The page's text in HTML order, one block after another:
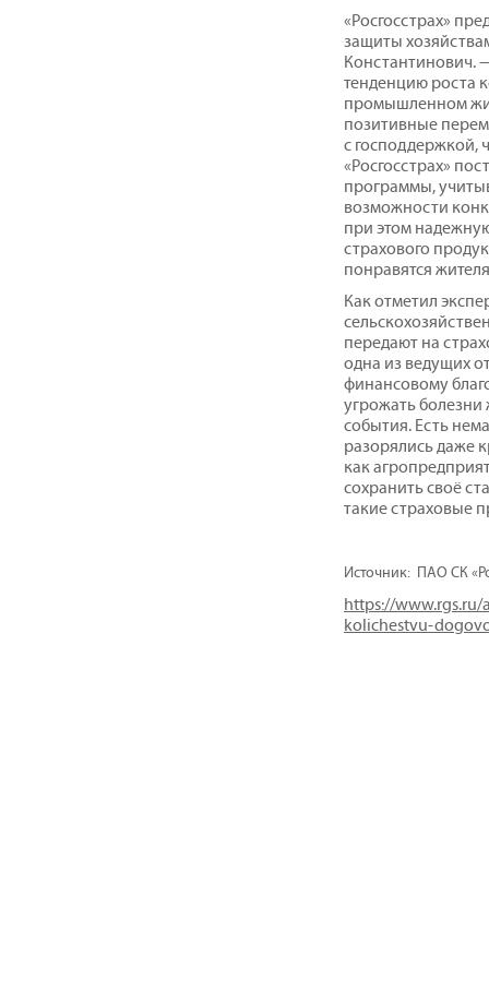
«Росгосстрах»
защиты
Константинович.
тенденцию роста
промышленном
позитивные
с господдержкой,
«Росгосстрах»
программы,
возможности
при этом
страхового
понравятся
Как отметил
передают на
одна из ведущих
финансовому
угрожать
события. Есть
разорялись даже
как
сохранить своё
такие страховые
Источник: ПАО СК
https://
kolichestvu-